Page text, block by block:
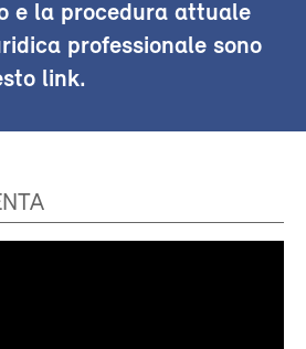
e la procedura attuale
professionale sono
link.